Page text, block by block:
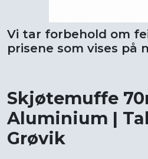
Vi tar forbehold om
prisene som vises på
Skjøtemuffe
Aluminium |
Grøvik